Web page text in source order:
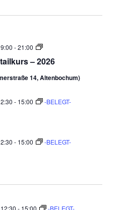
– 2026
-21:00
AStA
14, Altenbochum)
- 15:00 -BELEGT-
- 15:00 -BELEGT-
- 15:00 -BELEGT-